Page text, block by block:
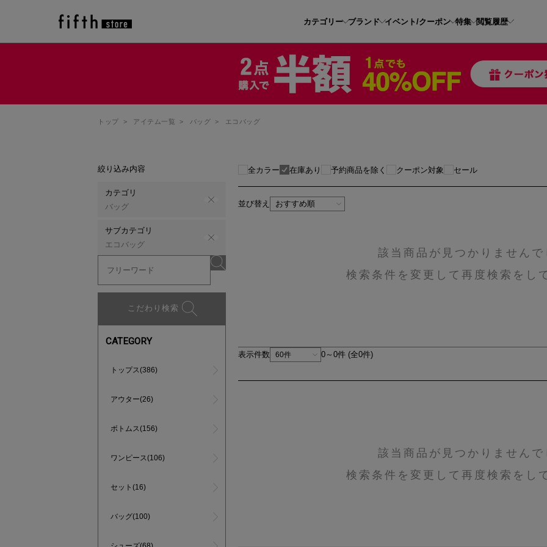
カテゴリー ブランド イベント/クーポン 特集 閲覧履歴
トップ > アイテム一覧 > バッグ > エコバッグ
絞り込み内容
カテゴリ
バッグ
サブカテゴリ
エコバッグ
こだわり検索
CATEGORY
トップス(386)
アウター(26)
ボトムス(156)
ワンピース(106)
セット(16)
バッグ(100)
全カラー 在庫あり 予約商品を除く クーポン対象 セール
並び替え
該当商品が見つかりませんで
検索条件を変更して再度検索をし
表示件数 0～0件 (全0件)
該当商品が見つかりませんで
検索条件を変更して再度検索をし